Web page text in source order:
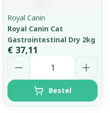
Royal Canin
Royal Canin Cat
Gastrointestinal Dry 2kg
€ 37,11
Aantal
Bestel